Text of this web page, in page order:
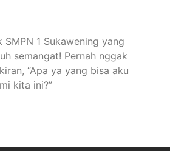
1 Sukawening yang
semangat! Pernah nggak
“Apa ya yang bisa aku
kita ini?”